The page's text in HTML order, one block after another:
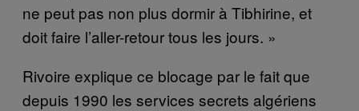
ne peut pas non plus dormir à Tibhirine, et
doit faire l’aller-retour tous les jours. »
Rivoire explique ce blocage par le fait que
depuis 1990 les services secrets algériens